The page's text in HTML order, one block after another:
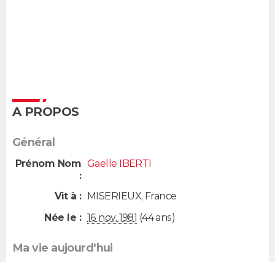
A PROPOS
Général
Prénom Nom
:
Gaelle IBERTI
Vit à : MISERIEUX, France
Née le : 16 nov. 1981 (44 ans)
Ma vie aujourd'hui